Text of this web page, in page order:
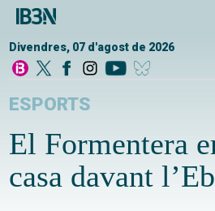
Divendres, 07 d'agost de 2026
ESPORTS
El Formentera
casa davant